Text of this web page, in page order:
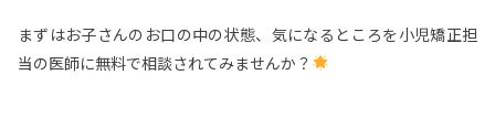
まずはお子さんのお口の中の状態、気になるところを小児矯正担
当の医師に無料で相談されてみませんか？